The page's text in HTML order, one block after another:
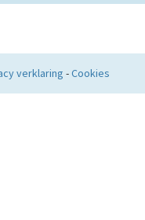
verklaring -Cookies